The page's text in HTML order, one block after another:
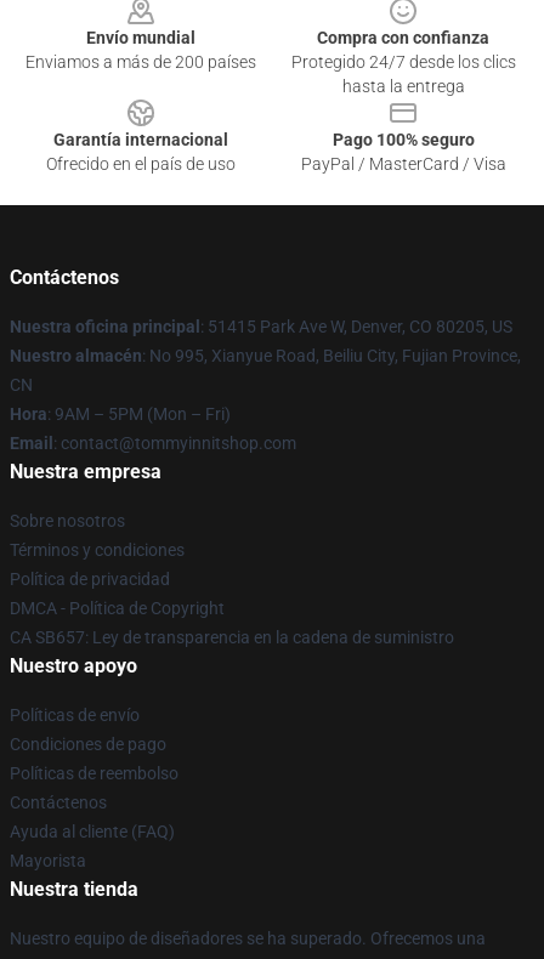
Envío mundial
Enviamos a más de 200 países
Compra con confianza
Protegido 24/7 desde los clics
hasta la entrega
Garantía internacional
Ofrecido en el país de uso
Pago 100% seguro
PayPal / MasterCard / Visa
Contáctenos
Nuestra oficina principal : 51415 Park Ave W, Denver, CO 80205, US
Nuestro almacén: No 995, Xianyue Road, Beiliu City, Fujian Province,
CN
Hora: 9AM – 5PM (Mon – Fri)
Email : contact@tommyinnitshop.com
Nuestra empresa
Sobre nosotros
Términos y condiciones
Política de privacidad
DMCA - Política de Copyright
CA SB657: Ley de transparencia en la cadena de suministro
Nuestro apoyo
Políticas de envío
Condiciones de pago
Políticas de reembolso
Contáctenos
Ayuda al cliente (FAQ)
Mayorista
Nuestra tienda
Nuestro equipo de diseñadores se ha superado. Ofrecemos una